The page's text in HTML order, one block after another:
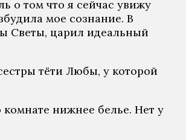
о том что я сейчас увижу
мое сознание. В
Светы, царил идеальный
тёти Любы, у которой
комнате нижнее белье. Нет у